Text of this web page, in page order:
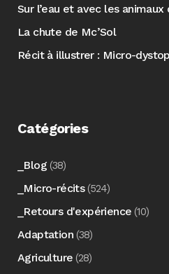
Sur l’eau et avec les
La chute de Mc’Sol
Récit à illustrer : Micro-
Catégories
_Blog (38)
_Micro-récits(524)
_Retours d'expérience (10)
Adaptation (38)
Agriculture (28)